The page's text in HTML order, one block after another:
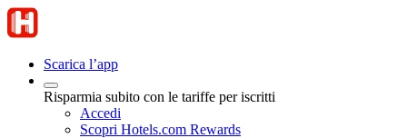
Scarica l’app
Risparmia subito con le tariffe per iscritti
Accedi
Scopri Hotels.com Rewards